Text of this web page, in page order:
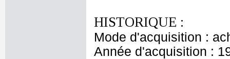
HISTORIQUE :
Mode d'acquisition :
Année d'acquisition :